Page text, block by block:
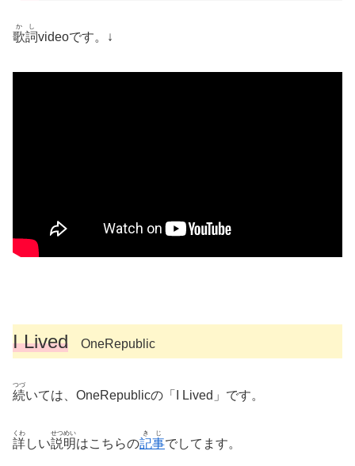
歌詞
かし
videoです。↓
I Lived OneRepublic
続
つづ
いては、OneRepublicの「I Lived」です。
詳
くわ
しい説明
せつめい
はこちらの記事
きじ
でしてます。